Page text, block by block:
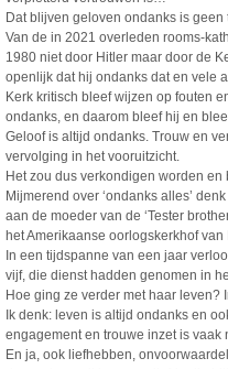
Dat blijven geloven ondanks is
Van de in 2021 overleden rooms-
1980 niet door Hitler maar door de
openlijk dat hij ondanks dat en vele
Kerk kritisch bleef wijzen op fouten
ondanks, en daarom bleef hij en
Geloof is altijd ondanks. Trouw en
vervolging in het vooruitzicht.
Het zou dus verkondigen worden
Mijmerend over ‘ondanks alles’
aan de moeder van de ‘Tester
het Amerikaanse oorlogskerkhof
In een tijdspanne van een jaar
vijf, die dienst hadden genomen in
Hoe ging ze verder met haar leven?
Ik denk: leven is altijd ondanks en
engagement en trouwe inzet is vaak
En ja, ook liefhebben,